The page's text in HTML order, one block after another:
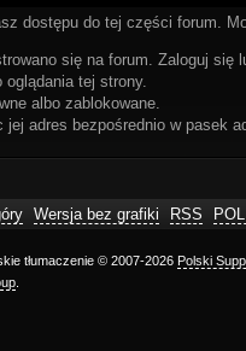
dostępu do tej części forum.
się na forum. Zaloguj się
oglądania tej strony.
albo zablokowane.
jej adres bezpośrednio w pasek
Wersja bez grafiki RSS
tłumaczenie © 2007-2026 Polski